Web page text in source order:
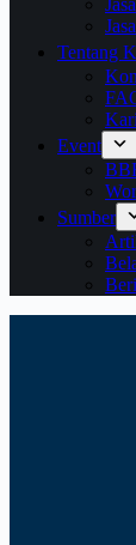
Tentang
Event
Sumber